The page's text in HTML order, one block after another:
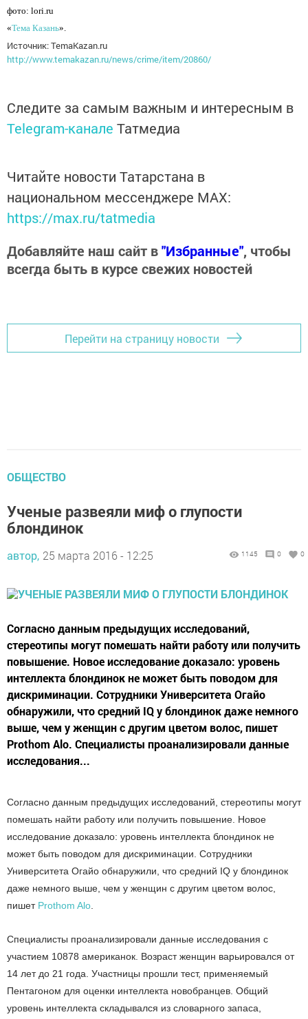
фото: lori.ru
«Тема Казань».
Источник: TemaKazan.ru
http://www.temakazan.ru/news/crime/item/20860/
Следите за самым важным и интересным в
Telegram-канале Татмедиа
Читайте новости Татарстана в
национальном мессенджере MАХ:
https://max.ru/tatmedia
Добавляйте наш сайт в"Избранные", чтобы
всегда быть в курсе свежих новостей
Перейти на страницу новости
ОБЩЕСТВО
Ученые развеяли миф о глупости
блондинок
автор, 25 марта 2016 - 12:25 1145 0 0
Согласно данным предыдущих исследований,
стереотипы могут помешать найти работу или получить
повышение. Новое исследование доказало: уровень
интеллекта блондинок не может быть поводом для
дискриминации. Сотрудники Университета Огайо
обнаружили, что средний IQ у блондинок даже немного
выше, чем у женщин с другим цветом волос, пишет
Prothom Alo. Специалисты проанализировали данные
исследования...
Согласно данным предыдущих исследований, стереотипы могут
помешать найти работу или получить повышение. Новое
исследование доказало: уровень интеллекта блондинок не
может быть поводом для дискриминации. Сотрудники
Университета Огайо обнаружили, что средний IQ у блондинок
даже немного выше, чем у женщин с другим цветом волос,
пишет Prothom Alo.
Специалисты проанализировали данные исследования с
участием 10878 американок. Возраст женщин варьировался от
14 лет до 21 года. Участницы прошли тест, применяемый
Пентагоном для оценки интеллекта новобранцев. Общий
уровень интеллекта складывался из словарного запаса,